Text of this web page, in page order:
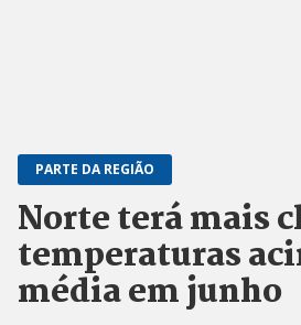
PARTE DA REGIÃO
Norte terá mais
temperaturas
média em junho